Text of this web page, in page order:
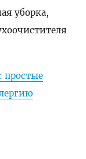
уборка,
простые